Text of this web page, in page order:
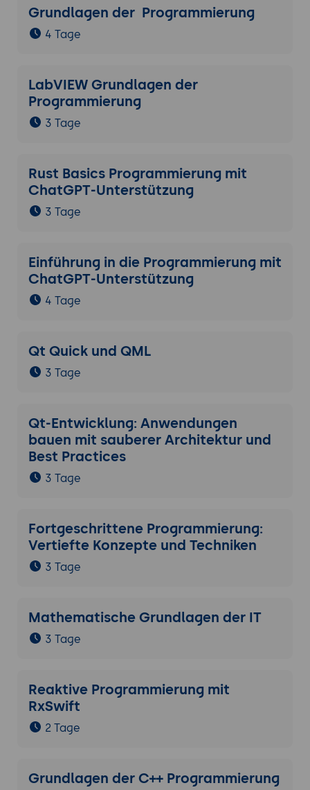
Grundlagen der Programmierung
4 Tage
LabVIEW Grundlagen der
Programmierung
3 Tage
Rust Basics Programmierung mit
ChatGPT-Unterstützung
3 Tage
Einführung in die Programmierung mit
ChatGPT-Unterstützung
4 Tage
Qt Quick und QML
3 Tage
Qt-Entwicklung: Anwendungen
bauen mit sauberer Architektur und
Best Practices
3 Tage
Fortgeschrittene Programmierung:
Vertiefte Konzepte und Techniken
3 Tage
Mathematische Grundlagen der IT
3 Tage
Reaktive Programmierung mit
RxSwift
2 Tage
Grundlagen der C++ Programmierung